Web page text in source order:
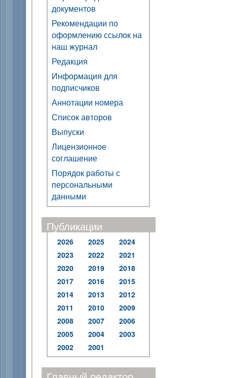
документов
Рекомендации по
оформлению ссылок на
наш журнал
Редакция
Информация для
подписчиков
Аннотации номера
Список авторов
Выпуски
Лицензионное
соглашение
Порядок работы с
персональными
данными
Публикации
2026 2025
2024
2023
2022
2021
2020
2019
2018
2017
2016
2015
2014
2013
2012
2011
2010
2009
2008
2007
2006
2005
2004
2003
2002
2001